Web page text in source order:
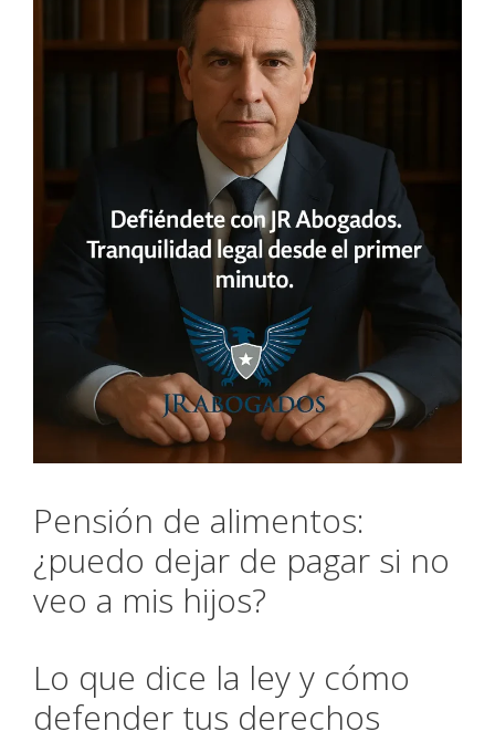
Pensión de alimentos:
¿puedo dejar de pagar si no
veo a mis hijos?
Lo que dice la ley y cómo
defender tus derechos